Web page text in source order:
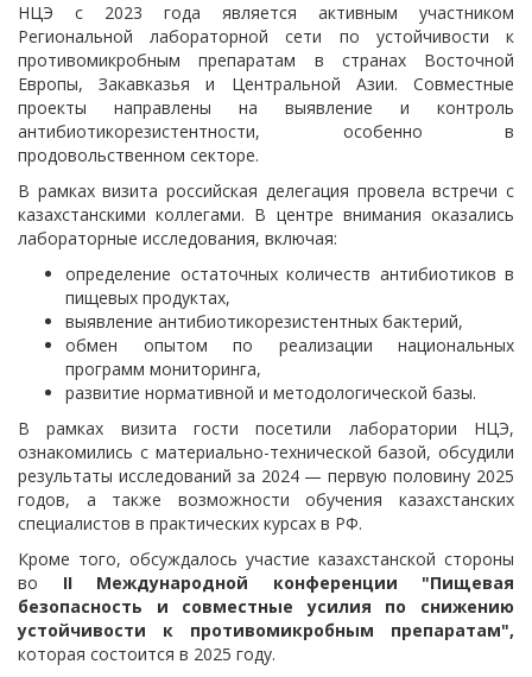
НЦЭ с 2023 года является активным участником
Региональной лабораторной сети по устойчивости к
противомикробным препаратам в странах Восточной
Европы, Закавказья и Центральной Азии. Совместные
проекты направлены на выявление и контроль
антибиотикорезистентности, особенно в
продовольственном секторе.
В рамках визита российская делегация провела встречи с
казахстанскими коллегами. В центре внимания оказались
лабораторные исследования, включая:
определение остаточных количеств антибиотиков в
пищевых продуктах,
выявление антибиотикорезистентных бактерий,
обмен опытом по реализации национальных
программ мониторинга,
развитие нормативной и методологической базы.
В рамках визита гости посетили лаборатории НЦЭ,
ознакомились с материально-технической базой, обсудили
результаты исследований за 2024 — первую половину 2025
годов, а также возможности обучения казахстанских
специалистов в практических курсах в РФ.
Кроме того, обсуждалось участие казахстанской стороны
во II Международной конференции "Пищевая
безопасность и совместные усилия по снижению
устойчивости к противомикробным препаратам",
которая состоится в 2025 году.